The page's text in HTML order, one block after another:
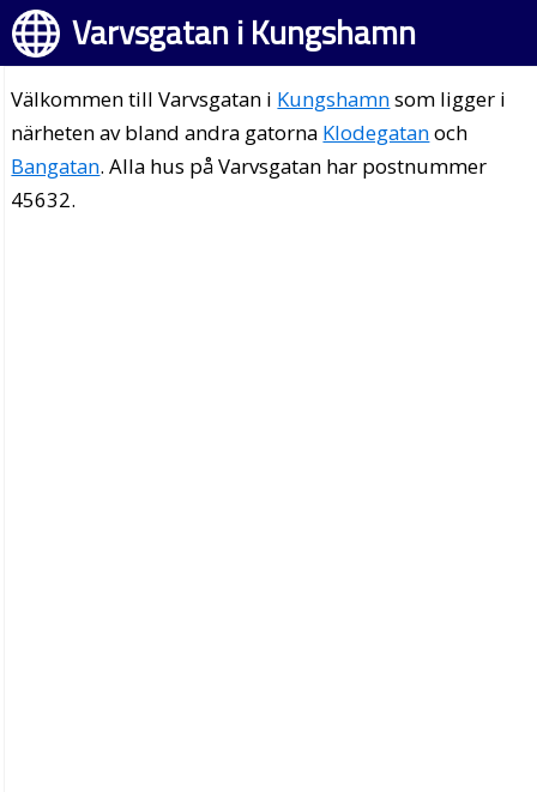
Varvsgatan i Kungshamn
Välkommen till Varvsgatan i Kungshamnsom ligger i
närheten av bland andra gatorna Klodegatanoch
Bangatan. Alla hus på Varvsgatan har postnummer
45632.